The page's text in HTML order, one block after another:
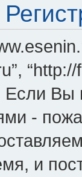
Вы
-
и